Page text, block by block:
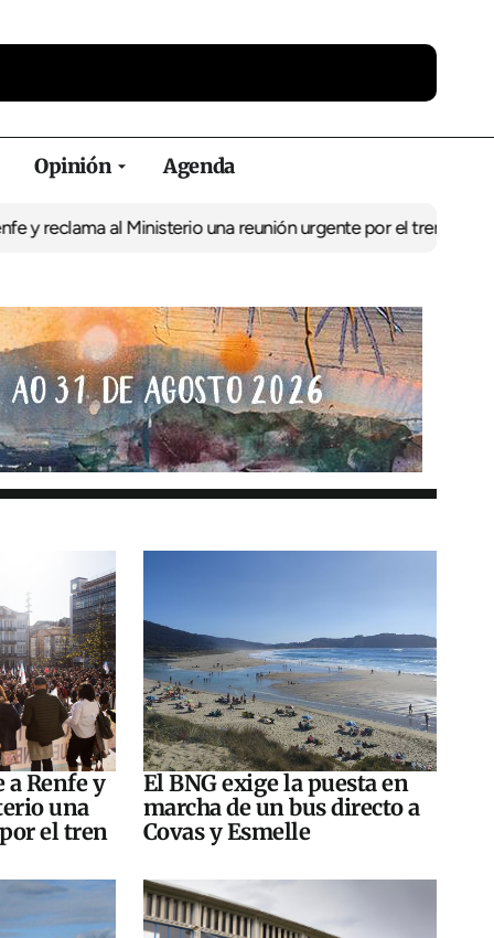
Opinión Agenda
al Ministerio una reunión urgente por el trenEl BNG exige la
Renfe y
una
el tren
El BNG exige la puesta en
marcha de un bus directo a
Covas y Esmelle